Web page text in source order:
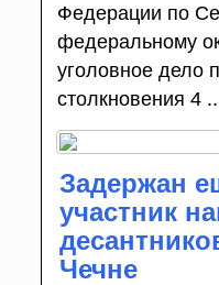
Федерации по
федеральному
уголовное дело
столкновения 4
Задержан
участник
Чечне